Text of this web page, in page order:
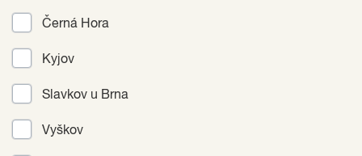
Černá Hora
Kyjov
Slavkov u Brna
Vyškov